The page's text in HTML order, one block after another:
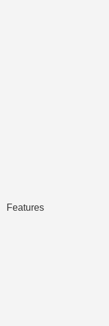
Features